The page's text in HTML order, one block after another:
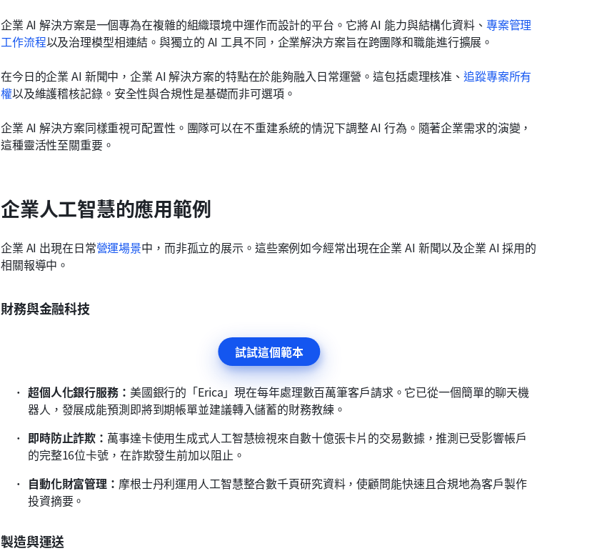
企業 AI 解決方案是一個專為在複雜的組織環境中運作而設計的平台。它將 AI 能力與結構化資料、 專案管理
工作流程以及治理模型相連結。與獨立的 AI 工具不同，企業解決方案旨在跨團隊和職能進行擴展。
在今日的企業 AI 新聞中，企業 AI 解決方案的特點在於能夠融入日常運營。這包括處理核准、追蹤專案所有
權以及維護稽核記錄。安全性與合規性是基礎而非可選項。
企業 AI 解決方案同樣重視可配置性。團隊可以在不重建系統的情況下調整 AI 行為。隨著企業需求的演變，
這種靈活性至關重要。
企業人工智慧的應用範例
企業 AI 出現在日常營運場景中，而非孤立的展示。這些案例如今經常出現在企業 AI 新聞以及企業 AI 採用的
相關報導中。
財務與金融科技
試試這個範本
超個人化銀行服務： 美國銀行的「Erica」現在每年處理數百萬筆客戶請求。它已從一個簡單的聊天機
器人，發展成能預測即將到期帳單並建議轉入儲蓄的財務教練。
即時防止詐欺： 萬事達卡使用生成式人工智慧檢視來自數十億張卡片的交易數據，推測已受影響帳戶
的完整16位卡號，在詐欺發生前加以阻止。
自動化財富管理： 摩根士丹利運用人工智慧整合數千頁研究資料，使顧問能快速且合規地為客戶製作
投資摘要。
製造與運送